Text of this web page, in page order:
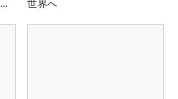
世界へ